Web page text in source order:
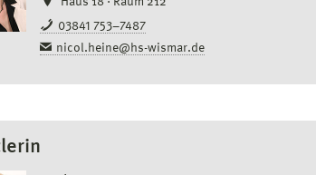
03841 753–7487
nicol.heine@hs-wismar.de